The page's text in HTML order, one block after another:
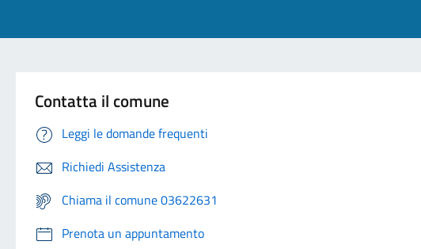
Contatta il comune
Leggi le domande frequenti
Richiedi Assistenza
Chiama il comune 03622631
Prenota un appuntamento